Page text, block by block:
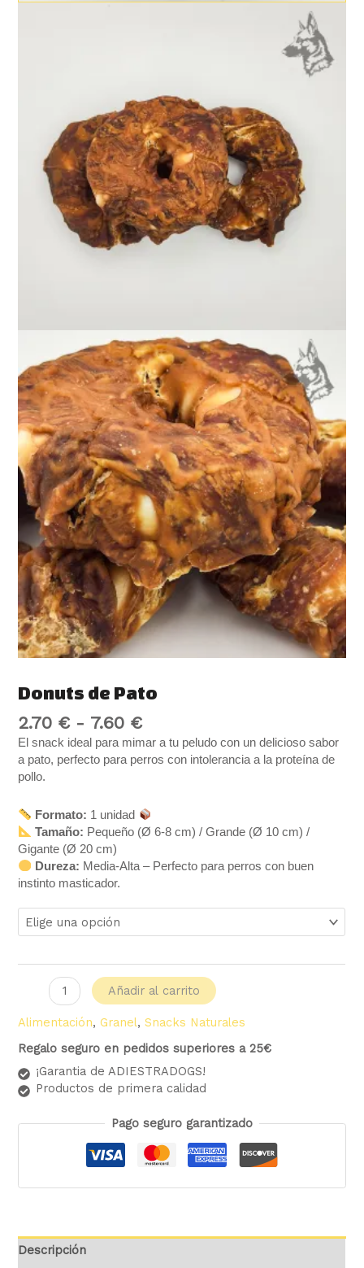
Donuts de Pato
2.70 € - 7.60 €
El snack ideal para mimar a tu peludo con un delicioso sabor
a pato, perfecto para perros con intolerancia a la proteína de
pollo.
Formato: 1 unidad
Tamaño: Pequeño (Ø 6-8 cm) / Grande (Ø 10 cm) /
Gigante (Ø 20 cm)
Dureza: Media-Alta – Perfecto para perros con buen
instinto masticador.
Añadir al carrito
Alimentación, Granel,Snacks Naturales
Regalo seguro en pedidos superiores a 25€
¡Garantia de ADIESTRADOGS!
Productos de primera calidad
Pago seguro garantizado
Descripción